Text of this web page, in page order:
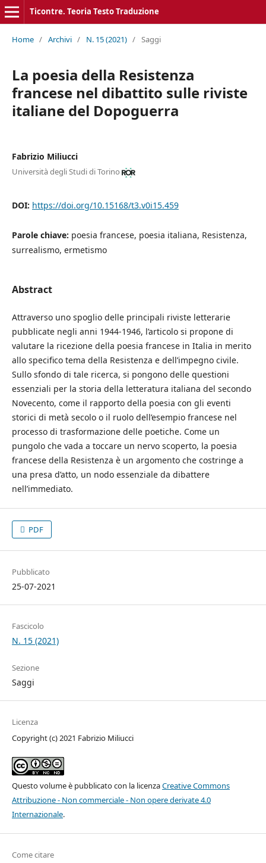
Ticontre. Teoria Testo Traduzione
Home / Archivi / N. 15 (2021) / Saggi
La poesia della Resistenza
francese nel dibattito sulle riviste
italiane del Dopoguerra
Fabrizio Miliucci
Università degli Studi di Torino
DOI: https://doi.org/10.15168/t3.v0i15.459
Parole chiave: poesia francese, poesia italiana, Resistenza,
surrealismo, ermetismo
Abstract
Attraverso uno spoglio delle principali riviste letterarie
pubblicate negli anni 1944-1946, l’articolo si propone di
valutare la ricezione della poesia francese in Italia in merito
allo specifico tema della Resistenza e dell’impegno civile.
Sullo sfondo di tale ricerca, si pongono delle questioni
essenziali per la storia della letteratura italiana del secondo
Novecento, come il rapporto della poesia con gli eventi
storici di metà secolo o il ruolo dell’esempio francese nel
processo di trasformazione delle poetiche. Come un
pungolo che vada a toccare un nervo scoperto, la poesia
francese della Resistenza è un argomento che costringe a
una presa d’atto, un nodo essenziale da dibattere
nell’immediato.
PDF
Pubblicato
25-07-2021
Fascicolo
N. 15 (2021)
Sezione
Saggi
Licenza
Copyright (c) 2021 Fabrizio Miliucci
Questo volume è pubblicato con la licenzaCreative Commons
Attribuzione - Non commerciale - Non opere derivate 4.0
Internazionale.
Come citare